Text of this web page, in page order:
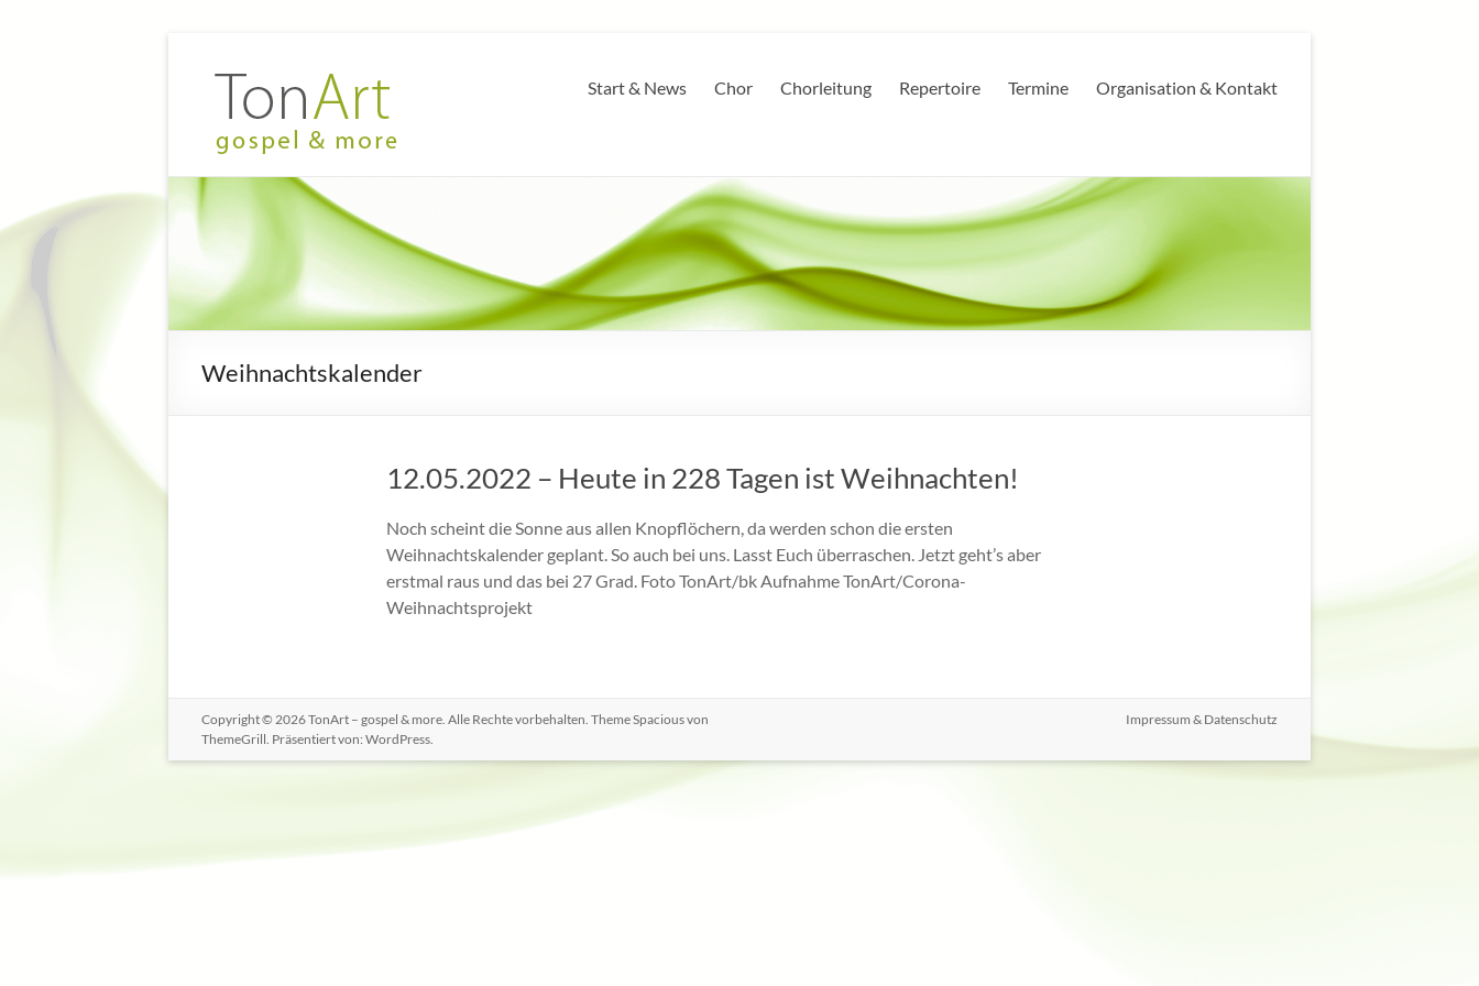
TonArt
gospel
&
more
Mein Chor
Hannover-
Linden
Start & News Chor Chorleitung Repertoire Termine Organisation & Kontakt
Weihnachtskalender
12.05.2022 – Heute in 228 Tagen ist Weihnachten!
Noch scheint die Sonne aus allen Knopflöchern, da werden schon die ersten
Weihnachtskalender geplant. So auch bei uns. Lasst Euch überraschen. Jetzt geht’s aber
erstmal raus und das bei 27 Grad. Foto TonArt/bk Aufnahme TonArt/Corona-
Weihnachtsprojekt
Copyright © 2026TonArt – gospel & more. Alle Rechte vorbehalten. ThemeSpaciousvon
ThemeGrill. Präsentiert von: WordPress.
Impressum & Datenschutz